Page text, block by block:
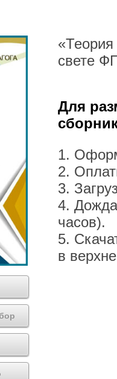
свете
Для
1.
2.
3.
4.
часов).
5.
в